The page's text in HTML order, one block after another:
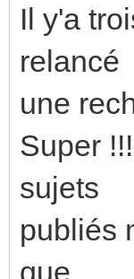
Il y'a
relancé
une
Super
sujets
publiés
que